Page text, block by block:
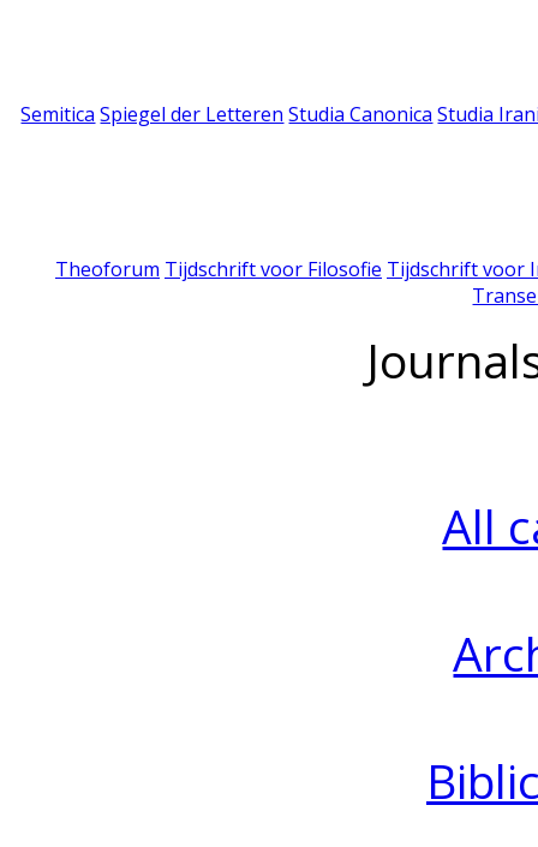
Semitica Spiegel der Letteren Studia Canonica Studia
Theoforum Tijdschrift voor Filosofie Tijdschrift voor
All